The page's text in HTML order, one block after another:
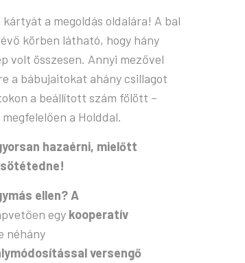
a megoldás oldalára! A bal
körben látható, hogy hány
volt összesen. Annyi mezővel
a bábujaitokat ahány csillagot
a beállított szám fölött –
a Holddal.
hazaérni, mielőtt
ellen? A
egy kooperatív
néhány
versengő